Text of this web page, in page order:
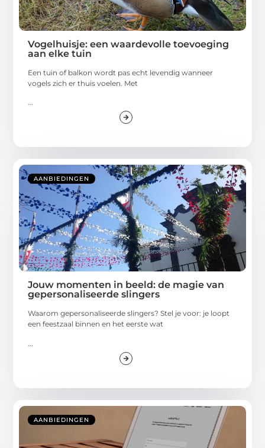
Vogelhuisje: een waardevolle toevoeging
aan elke tuin
Een tuin of balkon wordt pas echt levendig wanneer
vogels zich er thuis voelen. Met
...
AANBIEDINGEN
Jouw momenten in beeld: de magie van
gepersonaliseerde slingers
Waarom gepersonaliseerde slingers? Stel je voor: je loopt
een feestzaal binnen en het eerste wat
AANBIEDINGEN